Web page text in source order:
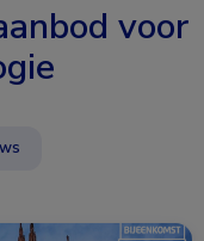
voor